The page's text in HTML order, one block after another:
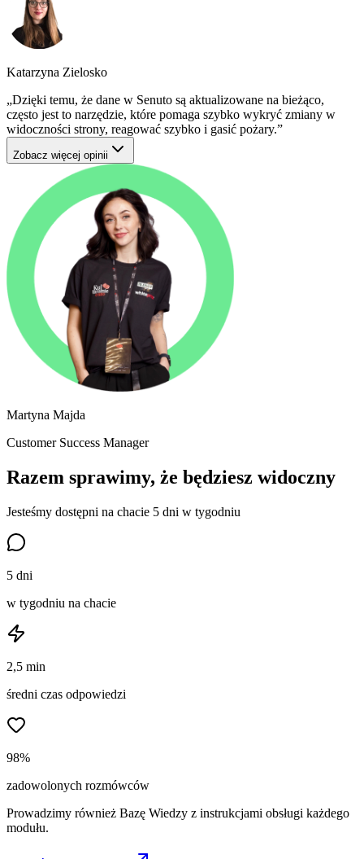
Katarzyna Zielosko
Dzięki temu, że dane w Senuto są aktualizowane na bieżąco,
często jest to narzędzie, które pomaga szybko wykryć zmiany w
widoczności strony, reagować szybko i gasić pożary.
Zobacz więcej opinii
Martyna Majda
Customer Success Manager
Razem sprawimy, że będziesz widoczny
Jesteśmy dostępni na chacie 5 dni w tygodniu
5 dni
w tygodniu na chacie
2,5 min
średni czas odpowiedzi
98%
zadowolonych rozmówców
Prowadzimy również Bazę Wiedzy z instrukcjami obsługi każdego
modułu.